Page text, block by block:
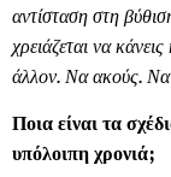
αντίσταση στη
χρειάζεται να
άλλον. Να ακούς. Να
Ποια είναι τα
υπόλοιπη χρονιά;